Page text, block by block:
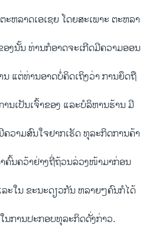
ະ​ຫລາດ​ເອ​ເຊ​ຍ ໂດຍ​ສະ​ເພາະ ​ຕະ​ຫລາ
ອງນັ້ນ ​ທ່ານກໍອາດຈະ​ເກີດ​ມີ​ຄວາມອອນ​
ແຕ່​ທ່ານອາດ​ບໍ່​ຄິດ​ເຖິງວ່າ ​ການຍຶດ​ຖື​
ນ​ເປັນເຈົ້າ​ຂອງ​ ​ແລະ​ບໍລິຫານຮ້ານ​ ມີ​
ວາມ​ສົນ​ໃຈ​ຢາກ​ເຮັດ ທຸລະ​ກິດ​ການ​ຄ້າ​
ນ​ຄ​ວ້າຢ່າງ​ຖີ່​ຖ້ວນ​ລ່ວງ​ໜ້າມາກ່ອນ
ະໃນ ຂະນະ​ດຽວ​ກັນ ຫ​ລາຍໆ​ຄົນກໍໄດ້​
ນການ​ປະກອບ​ທຸລະ​ກິດ​ດັ່ງ​ກ່າວ.